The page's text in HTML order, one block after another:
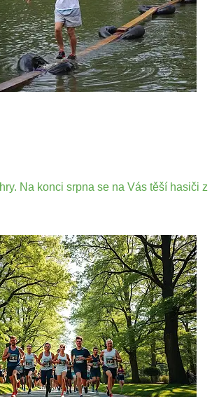
Na konci srpna se na Vás těší hasiči z